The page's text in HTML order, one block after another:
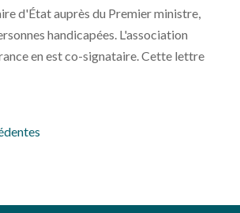
d'État auprès du Premier ministre,
handicapées. L'association
en est co-signataire. Cette lettre